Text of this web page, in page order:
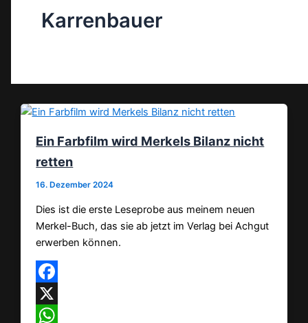
Karrenbauer
Ein Farbfilm wird Merkels Bilanz nicht
retten
16. Dezember 2024
Dies ist die erste Leseprobe aus meinem neuen
Merkel-Buch, das sie ab jetzt im Verlag bei Achgut
erwerben können.
Facebook
X